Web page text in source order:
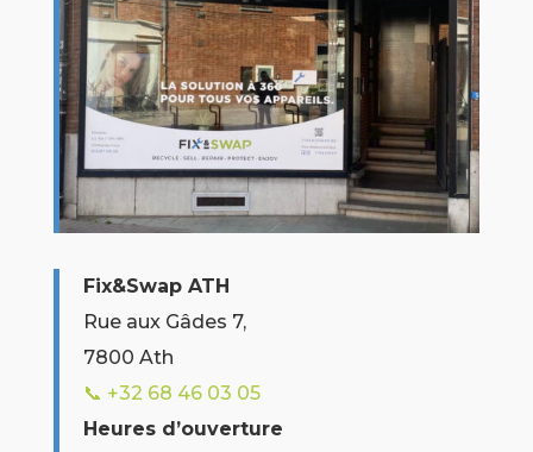
Fix&Swap ATH
Rue aux Gâdes 7,
7800 Ath
📞 +32 68 46 03 05
Heures d’ouverture